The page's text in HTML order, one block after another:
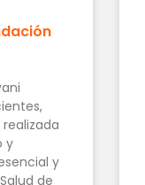
y
y
de